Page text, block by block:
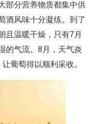
部分营养物质都集中供
酒风味十分凝练。到了
且温暖干燥，只有7月
的气流。8月，天气炎
葡萄得以顺利采收。